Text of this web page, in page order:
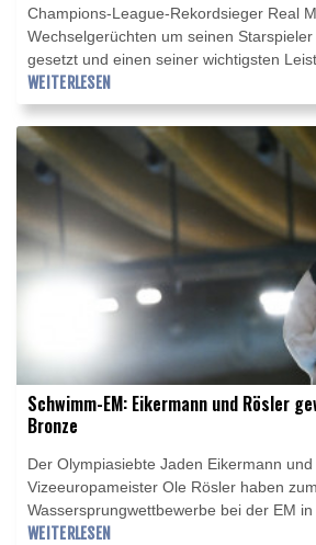
Champions-League-Rekordsieger Real
Wechselgerüchten um seinen
gesetzt und einen seiner wichtigsten
an sich gebunden. Wie die Königlichen
mitteilten, unterschrieb der 26-jährige
Vertrag bis zum 30. Juni 2032. Zuletzt
englischen Meister FC Arsenal in
worden.
WEITERLESEN
Schwimm-EM: Eikermann und Rösler
Bronze
Der Olympiasiebte Jaden Eikermann und
Vizeeuropameister Ole Rösler haben
Wassersprungwettbewerbe bei der EM in
zehnte Medaille für den Deutschen
WEITERLESEN